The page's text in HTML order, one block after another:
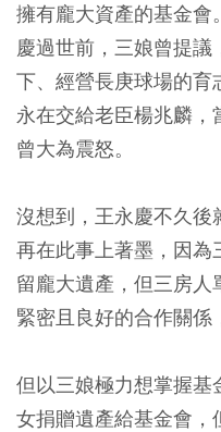
擁有龐大資產的基金會
慶過世前，三娘曾提議
下、經營長庚球場的育
永在交給老臣楊兆麟，
曾大為震怒。
沒想到，王永慶不久後
再在此事上著墨，因為
留龐大遺產，但三房
緊密且良好的合作關係
但以三娘極力想掌握基
女捐贈遺產給基金會，